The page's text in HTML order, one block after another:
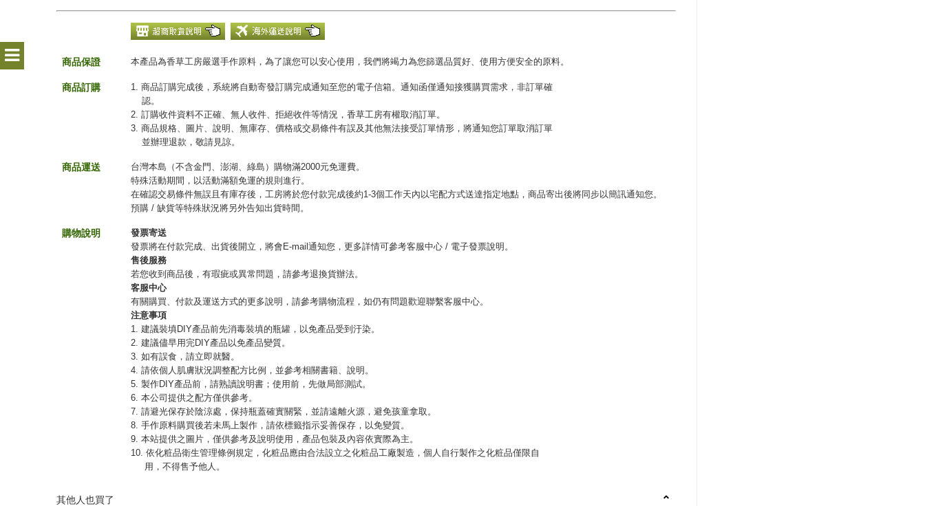
商品保證 本產品為香草工房嚴選手作原料，為了讓您可以安心使用，我們將竭力為您篩選品質好、使用方便安全的原料。
商品訂購
1. 商品訂購完成後，系統將自動寄發訂購完成通知至您的電子信箱。通知函僅通知接獲購買需求，非訂單確
認。
2. 訂購收件資料不正確、無人收件、拒絕收件等情況，香草工房有權取消訂單。
3. 商品規格、圖片、說明、無庫存、價格或交易條件有誤及其他無法接受訂單情形，將通知您訂單取消訂單
並辦理退款，敬請見諒。
商品運送
台灣本島（不含金門、澎湖、綠島）購物滿2000元免運費。
特殊活動期間，以活動滿額免運的規則進行。
在確認交易條件無誤且有庫存後，工房將於您付款完成後約1-3個工作天內以宅配方式送達指定地點，商品寄出後將同步以簡訊通知您。
預購 / 缺貨等特殊狀況將另外告知出貨時間。
購物說明
發票寄送
發票將在付款完成、出貨後開立，將會E-mail通知您，更多詳情可參考客服中心 / 電子發票說明。
售後服務
若您收到商品後，有瑕疵或異常問題，請參考退換貨辦法。
客服中心
有關購買、付款及運送方式的更多說明，請參考購物流程，如仍有問題歡迎聯繫客服中心。
注意事項
1. 建議裝填DIY產品前先消毒裝填的瓶罐，以免產品受到汙染。
2. 建議儘早用完DIY產品以免產品變質。
3. 如有誤食，請立即就醫。
4. 請依個人肌膚狀況調整配方比例，並參考相關書籍、說明。
5. 製作DIY產品前，請熟讀說明書；使用前，先做局部測試。
6. 本公司提供之配方僅供參考。
7. 請避光保存於陰涼處，保持瓶蓋確實關緊，並請遠離火源，避免孩童拿取。
8. 手作原料購買後若未馬上製作，請依標籤指示妥善保存，以免變質。
9. 本站提供之圖片，僅供參考及說明使用，產品包裝及內容依實際為主。
10. 依化粧品衛生管理條例規定，化粧品應由合法設立之化粧品工廠製造，個人自行製作之化粧品僅限自
用，不得售予他人。
其他人也買了